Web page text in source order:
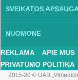
SVEIKATOS
NUOMONĖ
REKLAMA APIE MUS
PRIVATUMO POLITIKA
2015-20 © UAB